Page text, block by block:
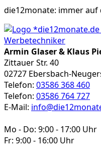
die12monate: immer auf
Armin Glaser & Klaus
Zittauer Str. 40
02727 Ebersbach-
Telefon: 03586 368 460
Telefon: 03586 764 727
E-Mail:
Mo - Do: 9:00 - 17:00 Uhr
Fr: 9:00 - 16:00 Uhr